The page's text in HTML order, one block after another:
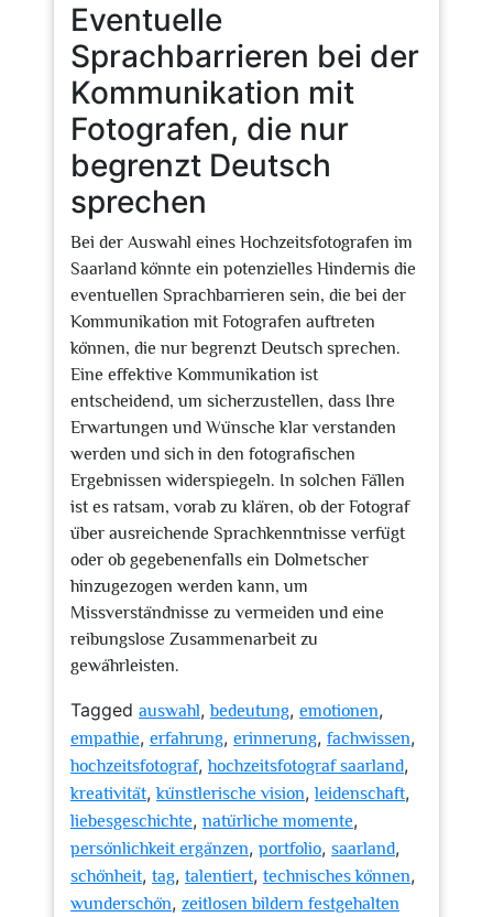
Eventuelle
Sprachbarrieren bei der
Kommunikation mit
Fotografen, die nur
begrenzt Deutsch
sprechen
Bei der Auswahl eines Hochzeitsfotografen im
Saarland könnte ein potenzielles Hindernis die
eventuellen Sprachbarrieren sein, die bei der
Kommunikation mit Fotografen auftreten
können, die nur begrenzt Deutsch sprechen.
Eine effektive Kommunikation ist
entscheidend, um sicherzustellen, dass Ihre
Erwartungen und Wünsche klar verstanden
werden und sich in den fotografischen
Ergebnissen widerspiegeln. In solchen Fällen
ist es ratsam, vorab zu klären, ob der Fotograf
über ausreichende Sprachkenntnisse verfügt
oder ob gegebenenfalls ein Dolmetscher
hinzugezogen werden kann, um
Missverständnisse zu vermeiden und eine
reibungslose Zusammenarbeit zu
gewährleisten.
Tagged auswahl,bedeutung, emotionen,
empathie, erfahrung, erinnerung, fachwissen,
hochzeitsfotograf,hochzeitsfotograf saarland,
kreativität,künstlerische vision,leidenschaft,
liebesgeschichte, natürliche momente,
persönlichkeit ergänzen, portfolio, saarland,
schönheit, tag, talentiert, technisches können,
wunderschön, zeitlosen bildern festgehalten